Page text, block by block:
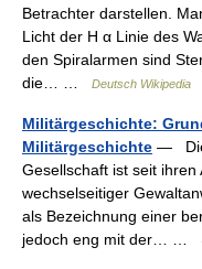
Betrachter darstellen.
Licht der H α Linie des
den Spiralarmen sind
die… …
Deutsch Wikipedia
Militärgeschichte:
Militärgeschichte — Die
Gesellschaft ist seit
wechselseitiger
als Bezeichnung einer
jedoch eng mit der… …